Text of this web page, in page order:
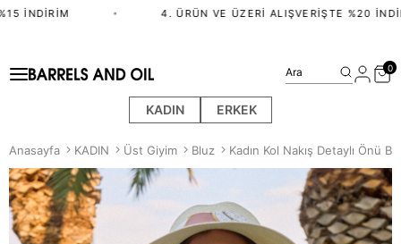
İNDIRIM 4. ÜRÜN VE ÜZERI ALIŞVERIŞTE %20
KADIN ERKEK
Ara 0
Anasayfa KADIN Üst Giyim Bluz Kadın Kol Nakış Detaylı Önü